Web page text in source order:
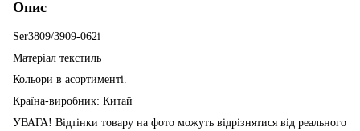
Опис
Ser3809/3909-062i
Матеріал текстиль
Кольори в асортименті.
Країна-виробник: Китай
УВАГА! Відтінки товару на фото можуть відрізнятися від реального